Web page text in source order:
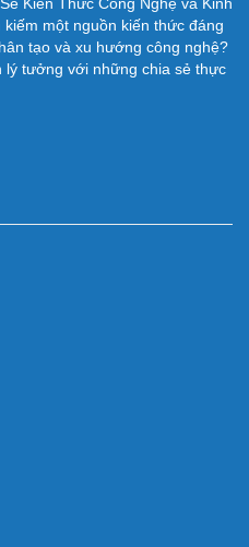
một nguồn kiến thức đáng
tạo và xu hướng công nghệ?
lý tưởng với những chia sẻ thực